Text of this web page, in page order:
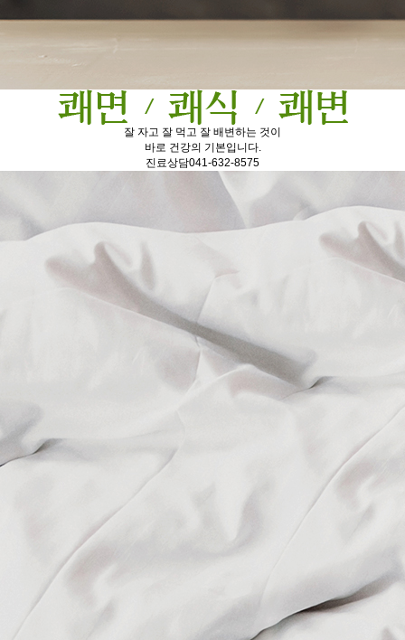
잘 자고 잘 먹고 잘 배변하는 것이
바로 건강의 기본입니다.
진료상담041-632-8575